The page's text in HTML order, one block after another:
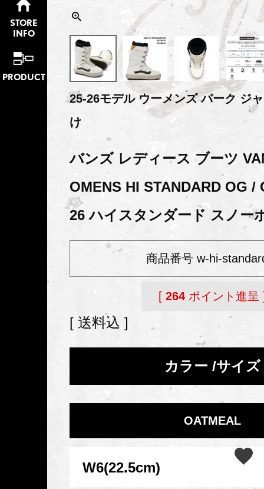
STORE
INFO
PRODUCT
25-26モデル ウーメンズ パーク ジ
け
バンズ レディース ブーツ
OMENS HI STANDARD OG /
26 ハイスタンダード スノー
商品番号 w-hi-
[ 264 ポイント進呈
送料込
カラー サイズ
OATMEAL
W6(22.5cm)